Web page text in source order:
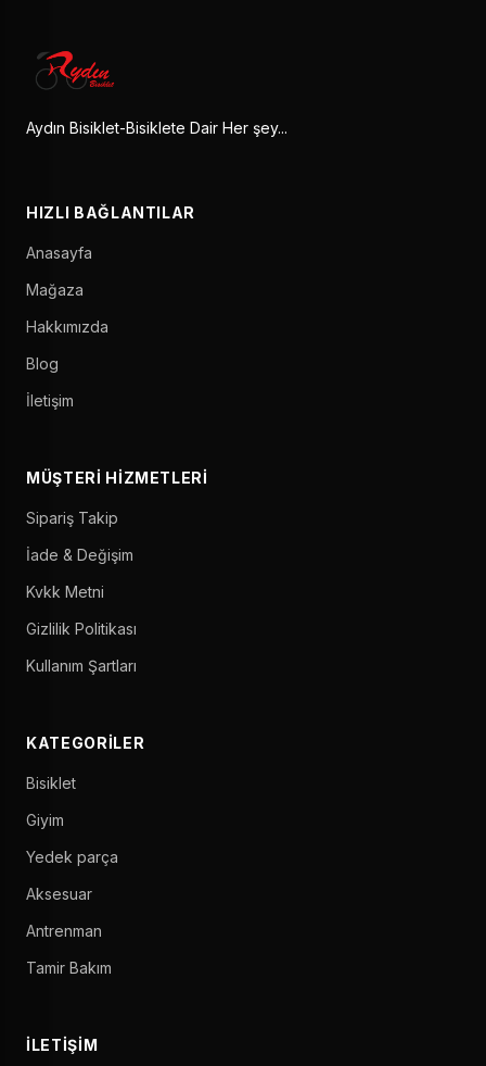
Aydın Bisiklet-Bisiklete Dair Her şey...
HIZLI BAĞLANTILAR
Anasayfa
Mağaza
Hakkımızda
Blog
İletişim
MÜŞTERI HIZMETLERI
Sipariş Takip
İade & Değişim
Kvkk Metni
Gizlilik Politikası
Kullanım Şartları
KATEGORILER
Bisiklet
Giyim
Yedek parça
Aksesuar
Antrenman
Tamir Bakım
İLETIŞIM